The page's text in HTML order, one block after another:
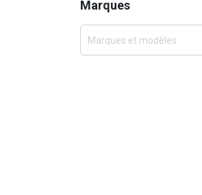
Marques
Marques et modèles